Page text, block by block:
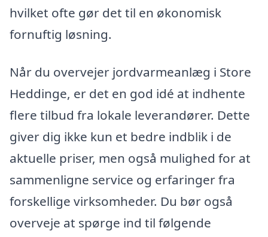
hvilket ofte gør det til en økonomisk
fornuftig løsning.
Når du overvejer jordvarmeanlæg i Store
Heddinge, er det en god idé at indhente
flere tilbud fra lokale leverandører. Dette
giver dig ikke kun et bedre indblik i de
aktuelle priser, men også mulighed for at
sammenligne service og erfaringer fra
forskellige virksomheder. Du bør også
overveje at spørge ind til følgende